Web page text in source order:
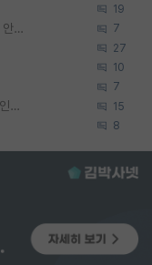
19
석박사 과정 합격하고, 컨택했던교수님이 연락이 안됩니다... 7
27
10
7
박사진학하기에 2억은 괜찮은 (?) 정도의 경제력인가요 15
8